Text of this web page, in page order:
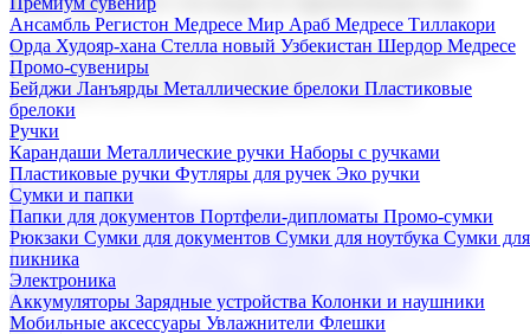
Ансамбль Регистон Медресе Мир Араб Медресе Тиллакори
Орда Худояр-хана Стелла новый Узбекистан Шердор Медресе
Промо-сувениры
Бейджи Ланъярды Металлические брелоки Пластиковые
брелоки
Ручки
Карандаши Металлические ручки Наборы с ручками
Пластиковые ручки Футляры для ручек Эко ручки
Сумки и папки
Папки для документов Портфели-дипломаты Промо-сумки
Рюкзаки Сумки для документов Сумки для ноутбука Сумки для
пикника
Электроника
Аккумуляторы Зарядные устройства Колонки и наушники
Мобильные аксессуары Увлажнители Флешки
Мы предлагаем широкий выбор корпоративных подарков и
сувениров с логотипом. В нашем каталоге вы найдете
продукцию для бизнеса, мероприятия и клиентов.
Подарочные наборы
Бизнес наборыКофейные наборы Кошельки
Наборы из кожиНаборы ручекНаборы с аккумуляторами
Наборы с бутылками для воды
Наборы с ежедневниками
Наборы с кружками
флешкамиНовогодние наборыЧайные наборы